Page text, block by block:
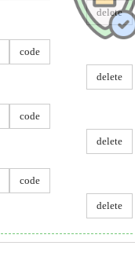
delete
code
delete
code
delete
code
delete